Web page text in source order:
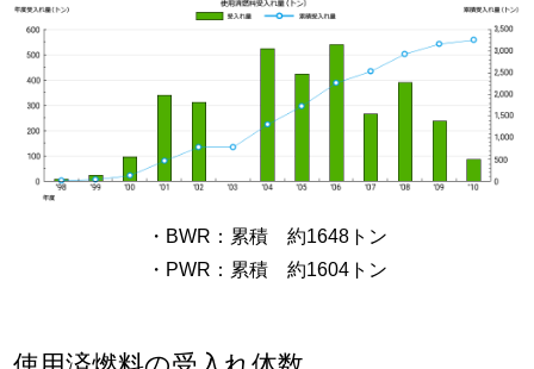
・BWR：累積 約1648トン
・PWR：累積 約1604トン